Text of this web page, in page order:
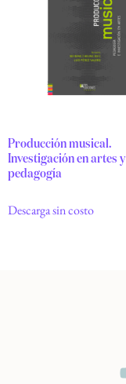
Producción musical.
Investigación en artes y
pedagogía
Descarga sin costo